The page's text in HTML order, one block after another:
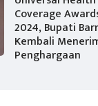
Coverage
2024, Bupati
Kembali
Penghargaan